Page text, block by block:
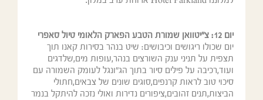
יום 12:
צ"יטוואן שמורת הטבע הפארק הלאומי טיול סאפרי
יום שכולו ריגושים וכיבושים: שיט בנהר בסירות קאנו תוך
תצפית על תניני ענק השורצים בנהר,עופות מים,שלדגים
ועוד,רכיבה על פילים סיור בתוך הג"ונגל לעומק השמורה עם
סיכוי טוב לראות קרנפים,סוגים שונים של צבאים,חתולי
הביצות,תנים זהובים,ציפורים נדירות ואולי נזכה להיתקל בנמר